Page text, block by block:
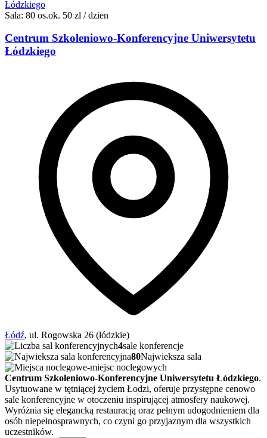
Łódzkiego
Sala: 80 os.ok. 50 zl / dzien
Centrum Szkoleniowo-Konferencyjne Uniwersytetu
Łódzkiego
Łódź, ul. Rogowska 26 (łódzkie)
4sale konferencje
80Najwieksza sala
-miejsc noclegowych
Centrum Szkoleniowo-Konferencyjne Uniwersytetu Łódzkiego.
Usytuowane w tętniącej życiem Łodzi, oferuje przystępne cenowo
sale konferencyjne w otoczeniu inspirującej atmosfery naukowej.
Wyróżnia się elegancką restauracją oraz pełnym udogodnieniem dla
osób niepełnosprawnych, co czyni go przyjaznym dla wszystkich
uczestników.